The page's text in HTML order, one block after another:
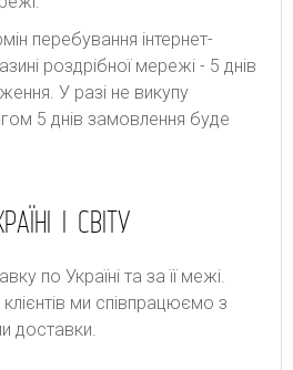
перебування інтернет-
роздрібної мережі - 5 днів
У разі не викупу
5 днів замовлення буде
І СВІТУ
по Україні та за її межі.
ми співпрацюємо з
доставки.